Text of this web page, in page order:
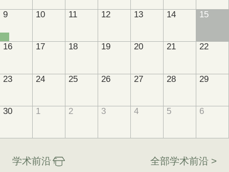
9 10 11 12 13 14 15
16 17 18 19 20 21 22
23 24 25 26 27 28 29
30 1 2 3 4 5 6
学术前沿 全部学术前沿 >